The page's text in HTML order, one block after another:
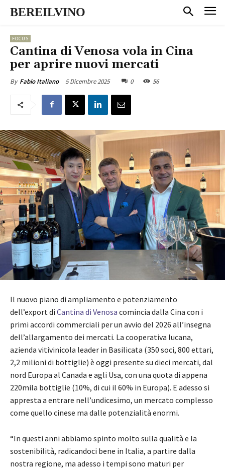
BEREILVINO
FOCUS
Cantina di Venosa vola in Cina
per aprire nuovi mercati
By Fabio Italiano 5 Dicembre 2025 0 56
Il nuovo piano di ampliamento e potenziamento
dell’export di Cantina di Venosa comincia dalla Cina con i
primi accordi commerciali per un avvio del 2026 all’insegna
dell’allargamento dei mercati. La cooperativa lucana,
azienda vitivinicola leader in Basilicata (350 soci, 800 ettari,
2,2 milioni di bottiglie) è oggi presente su dieci mercati, dal
nord Europa al Canada e agli Usa, con una quota di appena
220mila bottiglie (10%, di cui il 60% in Europa). E adesso si
appresta a entrare nell’undicesimo, un mercato complesso
come quello cinese ma dalle potenzialità enormi.
“In questi anni abbiamo spinto molto sulla qualità e la
sostenibilità, radicandoci bene in Italia, a partire dalla
nostra regione, ma adesso i tempi sono maturi per